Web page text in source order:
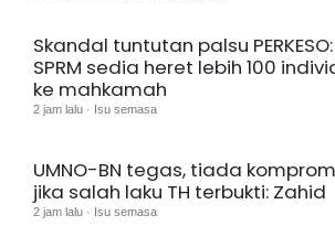
Skandal tuntutan palsu PERKESO:
SPRM sedia heret lebih 100
ke mahkamah
2 jam lalu · Isu semasa
UMNO-BN tegas, tiada
jika salah laku TH terbukti: Zahid
2 jam lalu · Isu semasa